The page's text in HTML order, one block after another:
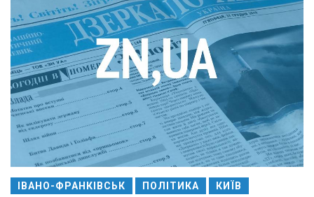
ІВАНО-ФРАНКІВСЬК ПОЛІТИКА КИЇВ